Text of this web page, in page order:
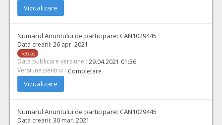
Vizualizare
Numarul Anuntului de participare: CAN1029445
Data crearii: 26 apr. 2021
Retras
Data publicare versiune : 29.04.2021 01:36
Versiune pentru: : Completare
Vizualizare
Numarul Anuntului de participare: CAN1029445
Data crearii: 30 mar. 2021